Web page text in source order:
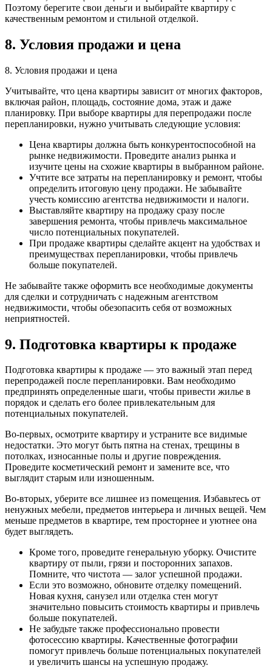
Поэтому берегите свои деньги и выбирайте квартиру с
качественным ремонтом и стильной отделкой.
8. Условия продажи и цена
8. Условия продажи и цена
Учитывайте, что цена квартиры зависит от многих факторов,
включая район, площадь, состояние дома, этаж и даже
планировку. При выборе квартиры для перепродажи после
перепланировки, нужно учитывать следующие условия:
Цена квартиры должна быть конкурентоспособной на
рынке недвижимости. Проведите анализ рынка и
изучите цены на схожие квартиры в выбранном районе.
Учтите все затраты на перепланировку и ремонт, чтобы
определить итоговую цену продажи. Не забывайте
учесть комиссию агентства недвижимости и налоги.
Выставляйте квартиру на продажу сразу после
завершения ремонта, чтобы привлечь максимальное
число потенциальных покупателей.
При продаже квартиры сделайте акцент на удобствах и
преимуществах перепланировки, чтобы привлечь
больше покупателей.
Не забывайте также оформить все необходимые документы
для сделки и сотрудничать с надежным агентством
недвижимости, чтобы обезопасить себя от возможных
неприятностей.
9. Подготовка квартиры к продаже
Подготовка квартиры к продаже — это важный этап перед
перепродажей после перепланировки. Вам необходимо
предпринять определенные шаги, чтобы привести жилье в
порядок и сделать его более привлекательным для
потенциальных покупателей.
Во-первых, осмотрите квартиру и устраните все видимые
недостатки. Это могут быть пятна на стенах, трещины в
потолках, износанные полы и другие повреждения.
Проведите косметический ремонт и замените все, что
выглядит старым или изношенным.
Во-вторых, уберите все лишнее из помещения. Избавьтесь от
ненужных мебели, предметов интерьера и личных вещей. Чем
меньше предметов в квартире, тем просторнее и уютнее она
будет выглядеть.
Кроме того, проведите генеральную уборку. Очистите
квартиру от пыли, грязи и посторонних запахов.
Помните, что чистота — залог успешной продажи.
Если это возможно, обновите отделку помещений.
Новая кухня, санузел или отделка стен могут
значительно повысить стоимость квартиры и привлечь
больше покупателей.
Не забудьте также профессионально провести
фотосессию квартиры. Качественные фотографии
помогут привлечь больше потенциальных покупателей
и увеличить шансы на успешную продажу.